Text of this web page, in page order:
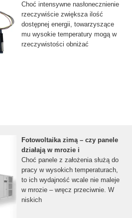
Choć intensywne nasłonecznienie
rzeczywiście zwiększa ilość
dostępnej energii, towarzyszące
mu wysokie temperatury mogą w
rzeczywistości obniżać
Fotowoltaika zimą – czy panele
działają w mrozie i
Choć panele z założenia służą do
pracy w wysokich temperaturach,
to ich wydajność wcale nie maleje
w mrozie – wręcz przeciwnie. W
niskich